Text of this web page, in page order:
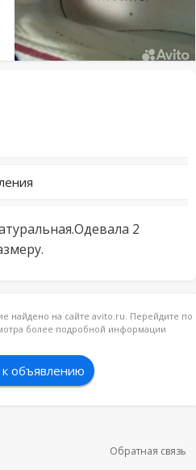
2
найдено на сайте avito.ru. Перейдите по
более подробной информации
объявлению
Обратная связь